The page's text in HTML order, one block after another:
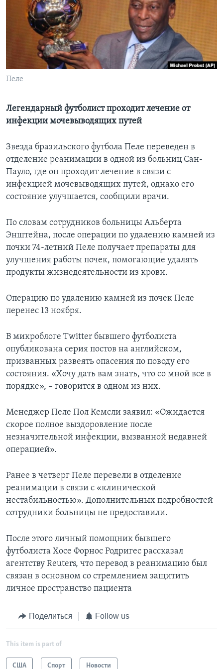
Learning English
СОЦИАЛЬНЫЕ СЕТИ
Пеле
Легендарный футболист проходит лечение от
инфекции мочевыводящих путей
Звезда бразильского футбола Пеле переведен в
отделение реанимации в одной из больниц Сан-
Пауло, где он проходит лечение в связи с
инфекцией мочевыводящих путей, однако его
состояние улучшается, сообщили врачи.
По словам сотрудников больницы Альберта
Энштейна, после операции по удалению камней из
почки 74-летний Пеле получает препараты для
улучшения работы почек, помогающие удалять
продукты жизнедеятельности из крови.
Операцию по удалению камней из почек Пеле
перенес 13 ноября.
В микроблоге Twitter бывшего футболиста
опубликована серия постов на английском,
призванных развеять опасения по поводу его
состояния. «Хочу дать вам знать, что со мной все в
порядке», – говорится в одном из них.
Менеджер Пеле Пол Кемсли заявил: «Ожидается
скорое полное выздоровление после
незначительной инфекции, вызванной недавней
операцией».
Ранее в четверг Пеле перевели в отделение
реанимации в связи с «клинической
нестабильностью». Дополнительных подробностей
сотрудники больницы не предоставили.
После этого личный помощник бывшего
футболиста Хосе Форнос Родригес рассказал
агентству Reuters, что перевод в реанимацию был
связан в основном со стремлением защитить
личное пространство пациента
Поделиться Follow us
This item is part of
США Спорт Новости